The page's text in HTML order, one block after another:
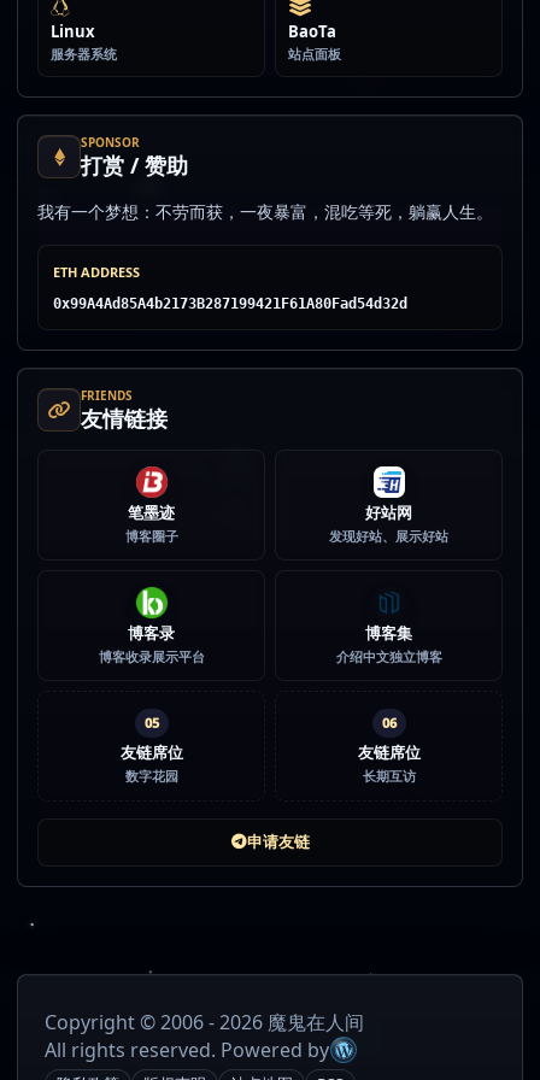
Linux
服务器系统
BaoTa
站点面板
SPONSOR
打赏 / 赞助
我有一个梦想：不劳而获，一夜暴富，混吃等死，躺赢人生。
ETH ADDRESS
0x99A4Ad85A4b2173B287199421F61A80Fad54d32d
FRIENDS
友情链接
笔墨迹
博客圈子
好站网
发现好站、展示好站
博客录
博客收录展示平台
博客集
介绍中文独立博客
05
友链席位
数字花园
06
友链席位
长期互访
申请友链
Copyright © 2006 - 2026 魔鬼在人间
All rights reserved. Powered by